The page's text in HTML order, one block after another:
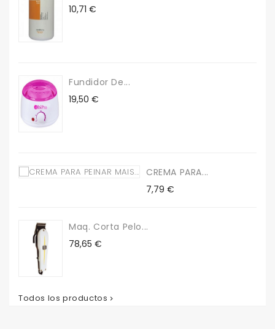
Precio
10,71 €
Fundidor De...
Precio
19,50 €
CREMA PARA...
Precio
7,79 €
Maq. Corta Pelo...
Precio
78,65 €
Todos los productos 